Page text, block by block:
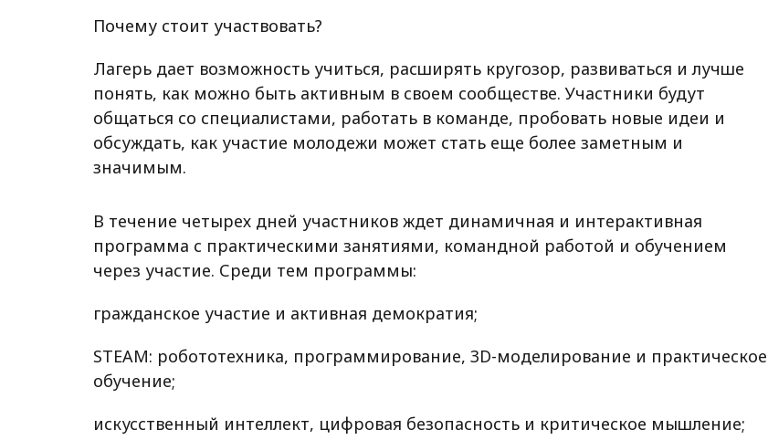
Почему стоит участвовать?
Лагерь дает возможность учиться, расширять кругозор, развиваться и лучше
понять, как можно быть активным в своем сообществе. Участники будут
общаться со специалистами, работать в команде, пробовать новые идеи и
обсуждать, как участие молодежи может стать еще более заметным и
значимым.
В течение четырех дней участников ждет динамичная и интерактивная
программа с практическими занятиями, командной работой и обучением
через участие. Среди тем программы:
гражданское участие и активная демократия;
STEAM: робототехника, программирование, 3D-моделирование и практическое
обучение;
искусственный интеллект, цифровая безопасность и критическое мышление;